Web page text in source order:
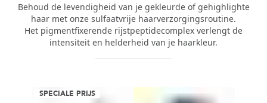
Behoud de levendigheid van je gekleurde of gehighlighte
haar met onze sulfaatvrije haarverzorgingsroutine.
Het pigmentfixerende rijstpeptidecomplex verlengt de
intensiteit en helderheid van je haarkleur.
SPECIALE PRIJS